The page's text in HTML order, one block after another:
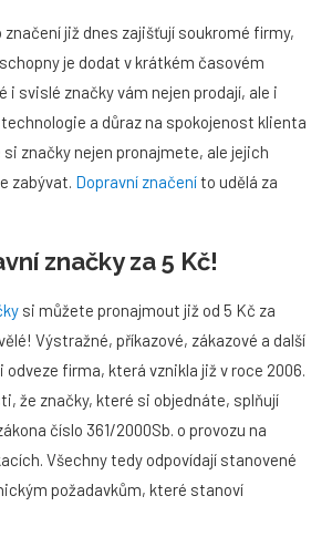
značení již dnes zajišťují soukromé firmy,
je dodat v krátkém časovém
i svislé značky vám nejen prodají, ale i
a důraz na spokojenost klienta
značky nejen pronajmete, ale jejich
zabývat. Dopravní značeníto udělá za
značky za 5 Kč!
si můžete pronajmout již od 5 Kč za
Výstražné, příkazové, zákazové a další
odveze firma, která vznikla již v roce 2006.
že značky, které si objednáte, splňují
číslo 361/2000Sb. o provozu na
Všechny tedy odpovídají stanovené
požadavkům, které stanoví